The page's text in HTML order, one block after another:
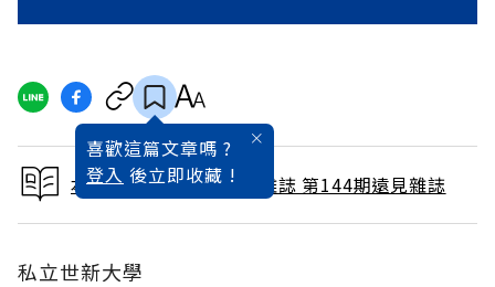
喜歡這篇文章嗎 ?
登入 後立即收藏 !
本文出自 1998 / 6月號雜誌 第144期遠見雜誌
私立世新大學